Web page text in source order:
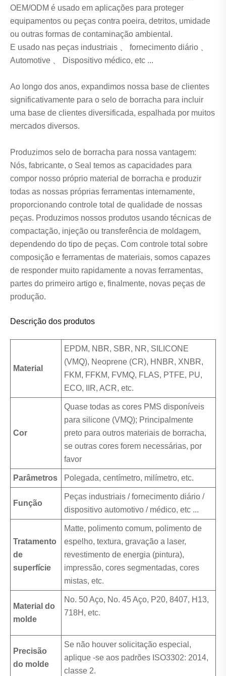
OEM/ODM é usado em aplicações para proteger
equipamentos ou peças contra poeira, detritos, umidade
ou outras formas de contaminação ambiental.
E usado nas peças industriais 、 fornecimento diário 、
Automotive 、 Dispositivo médico, etc ...
Ao longo dos anos, expandimos nossa base de clientes
significativamente para o selo de borracha para incluir
uma base de clientes diversificada, espalhada por muitos
mercados diversos.
Produzimos selo de borracha para nossa vantagem:
Nós, fabricante, o Seal temos as capacidades para
compor nosso próprio material de borracha e produzir
todas as nossas próprias ferramentas internamente,
proporcionando controle total de qualidade de nossas
peças. Produzimos nossos produtos usando técnicas de
compactação, injeção ou transferência de moldagem,
dependendo do tipo de peças. Com controle total sobre
composição e ferramentas de materiais, somos capazes
de responder muito rapidamente a novas ferramentas,
partes do primeiro artigo e, finalmente, novas peças de
produção.
Descrição dos produtos
Material
EPDM, NBR, SBR, NR, SILICONE
(VMQ), Neoprene (CR), HNBR, XNBR,
FKM, FFKM, FVMQ, FLAS, PTFE, PU, ​​
ECO, IIR, ACR, etc.
Cor
Quase todas as cores PMS disponíveis
para silicone (VMQ); Principalmente
preto para outros materiais de borracha,
se outras cores forem necessárias, por
favor
Parâmetros Polegada, centímetro, milímetro, etc.
Função
Peças industriais / fornecimento diário /
dispositivo automotivo / médico, etc ...
Tratamento
de
superfície
Matte, polimento comum, polimento de
espelho, textura, gravação a laser,
revestimento de energia (pintura),
impressão, cores segmentadas, cores
mistas, etc.
Material do
molde
No. 50 Aço, No. 45 Aço, P20, 8407, H13,
718H, etc.
Precisão
do molde
Se não houver solicitação especial,
aplique -se aos padrões ISO3302: 2014,
classe 2.